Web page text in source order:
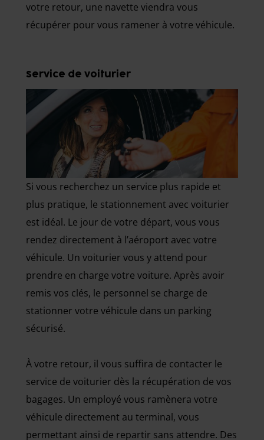
votre retour, une navette viendra vous
récupérer pour vous ramener à votre véhicule.
Service de voiturier
Si vous recherchez un service plus rapide et
plus pratique, le stationnement avec voiturier
est idéal. Le jour de votre départ, vous vous
rendez directement à l’aéroport avec votre
véhicule. Un voiturier vous y attend pour
prendre en charge votre voiture. Après avoir
remis vos clés, le personnel se charge de
stationner votre véhicule dans un parking
sécurisé.
À votre retour, il vous suffira de contacter le
service de voiturier dès la récupération de vos
bagages. Un employé vous ramènera votre
véhicule directement au terminal, vous
permettant ainsi de repartir sans attendre. Des